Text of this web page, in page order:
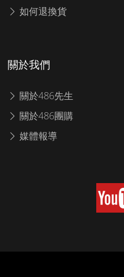
如何退換貨
關於我們
關於486先生
關於486團購
媒體報導